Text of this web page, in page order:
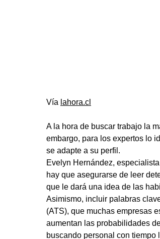
Vía lahora.cl
A la hora de buscar trabajo la
embargo, para los expertos lo
se adapte a su perfil.
Evelyn Hernández,
hay que asegurarse de leer
que le dará una idea de las
Asimismo, incluir palabras
(ATS), que muchas empresas
aumentan las probabilidades
buscando personal con tiempo